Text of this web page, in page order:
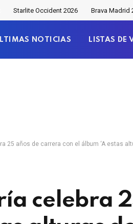
Starlite Occident 2026 Brava Madrid
NOTICIAS LISTAS DE
25 años de carrera con el álbum ‘A estas
celebra